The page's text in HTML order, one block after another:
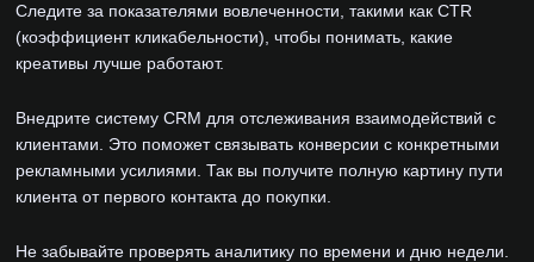
Следите за показателями вовлеченности, такими как CTR
(коэффициент кликабельности), чтобы понимать, какие
креативы лучше работают.
Внедрите систему CRM для отслеживания взаимодействий с
клиентами. Это поможет связывать конверсии с конкретными
рекламными усилиями. Так вы получите полную картину пути
клиента от первого контакта до покупки.
Не забывайте проверять аналитику по времени и дню недели.